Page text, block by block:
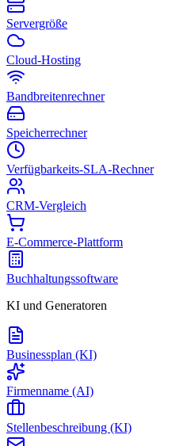
Servergröße
Cloud-Hosting
Bandbreitenrechner
Speicherrechner
Verfügbarkeits-SLA-Rechner
CRM-Vergleich
E-Commerce-Plattform
Buchhaltungssoftware
KI und Generatoren
Businessplan (KI)
Firmenname (AI)
Stellenbeschreibung (KI)